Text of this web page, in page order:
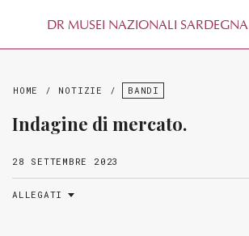
DR MUSEI NAZIONALI SARDEGNA
HOME / NOTIZIE / BANDI
Indagine di mercato.
28 SETTEMBRE 2023
ALLEGATI